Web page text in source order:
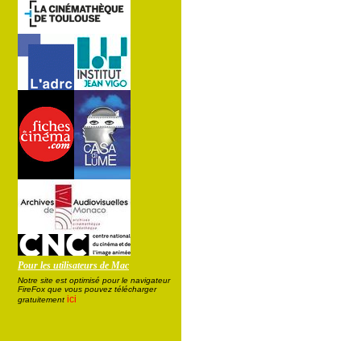
Pour les utilisateurs de Mac
Notre site est optimisé pour le navigateur
FireFox que vous pouvez télécharger
gratuitement ici